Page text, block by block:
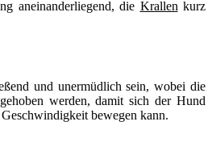
anein­an­der­lie­gend, die Kral­lenkurz
und uner­müd­lich sein, wobei die
wer­den, damit sich der Hund
bewe­gen kann.